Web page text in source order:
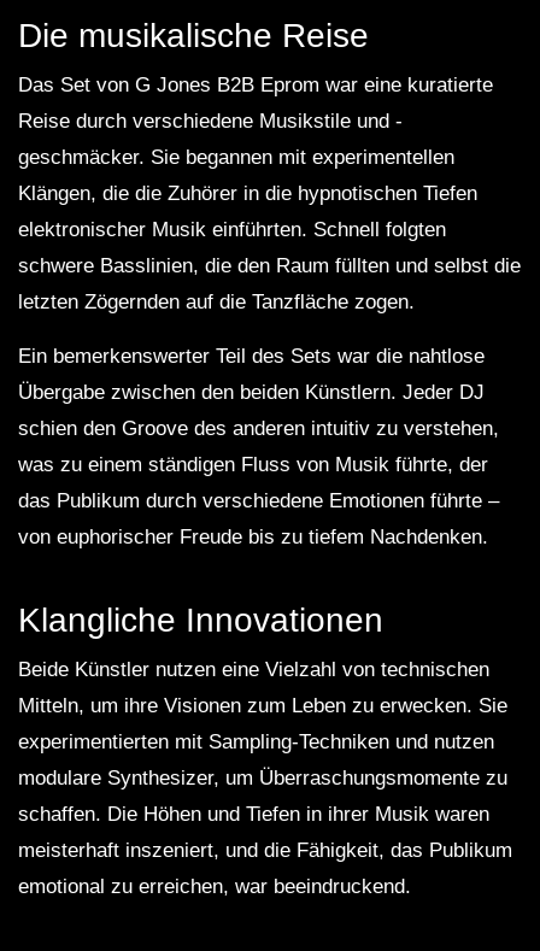
Die musikalische Reise
Das Set von G Jones B2B Eprom war eine kuratierte
Reise durch verschiedene Musikstile und -
geschmäcker. Sie begannen mit experimentellen
Klängen, die die Zuhörer in die hypnotischen Tiefen
elektronischer Musik einführten. Schnell folgten
schwere Basslinien, die den Raum füllten und selbst die
letzten Zögernden auf die Tanzfläche zogen.
Ein bemerkenswerter Teil des Sets war die nahtlose
Übergabe zwischen den beiden Künstlern. Jeder DJ
schien den Groove des anderen intuitiv zu verstehen,
was zu einem ständigen Fluss von Musik führte, der
das Publikum durch verschiedene Emotionen führte –
von euphorischer Freude bis zu tiefem Nachdenken.
Klangliche Innovationen
Beide Künstler nutzen eine Vielzahl von technischen
Mitteln, um ihre Visionen zum Leben zu erwecken. Sie
experimentierten mit Sampling-Techniken und nutzen
modulare Synthesizer, um Überraschungsmomente zu
schaffen. Die Höhen und Tiefen in ihrer Musik waren
meisterhaft inszeniert, und die Fähigkeit, das Publikum
emotional zu erreichen, war beeindruckend.